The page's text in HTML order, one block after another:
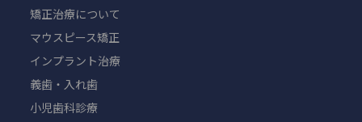
矯正治療について
マウスピース矯正
インプラント治療
義歯・入れ歯
小児歯科診療